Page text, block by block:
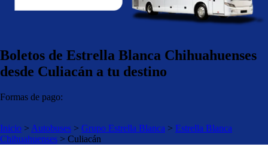
Boletos de Estrella Blanca Chihuahuenses
desde Culiacán a tu destino
Formas de pago:
Inicio > Autobuses > Grupo Estrella Blanca > Estrella Blanca
Chihuahuenses > Culiacán